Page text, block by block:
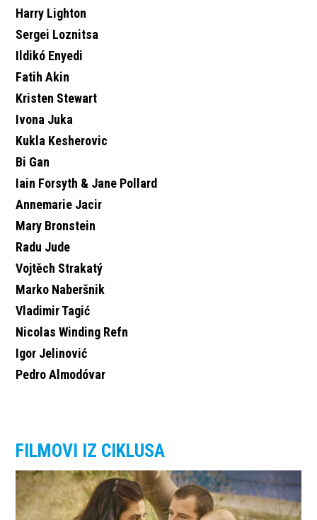
Harry Lighton
Sergei Loznitsa
Ildikó Enyedi
Fatih Akin
Kristen Stewart
Ivona Juka
Kukla Kesherovic
Bi Gan
Iain Forsyth & Jane Pollard
Annemarie Jacir
Mary Bronstein
Radu Jude
Vojtěch Strakatý
Marko Naberšnik
Vladimir Tagić
Nicolas Winding Refn
Igor Jelinović
Pedro Almodóvar
FILMOVI IZ CIKLUSA